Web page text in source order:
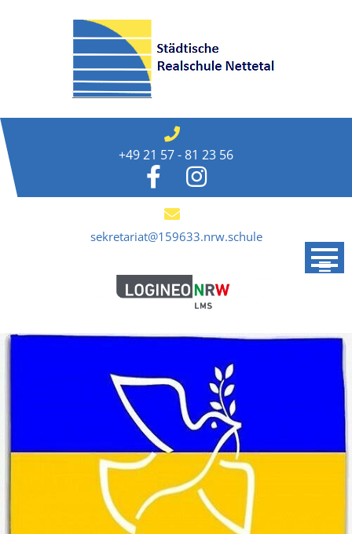
+49 21 57 - 81 23 56
sekretariat@159633.nrw.schule